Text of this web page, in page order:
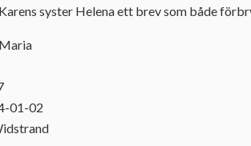
syster Helena ett brev som både
01-02